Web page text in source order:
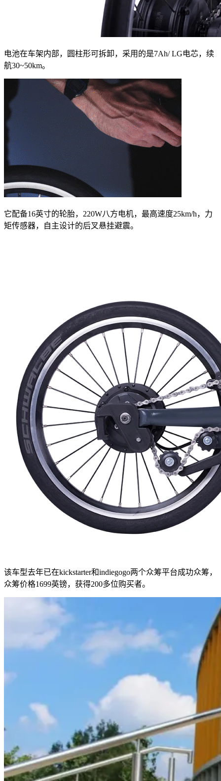
电池在车架内部，圆柱形可拆卸，采用的是7Ah/ LG电芯，续
航30~50km。
它配备16英寸的轮胎，220W八方电机，最高速度25km/h，力
矩传感器，自主设计的后叉悬挂避震。
该车型去年已在kickstarter和indiegogo两个众筹平台成功众筹，
众筹价格1699英镑，获得200多位购买者。